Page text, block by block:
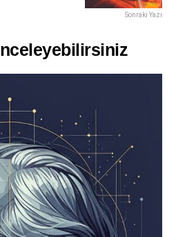
Sonraki Yazı